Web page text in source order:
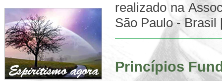
realizado na
São Paulo - Brasil
Princípios